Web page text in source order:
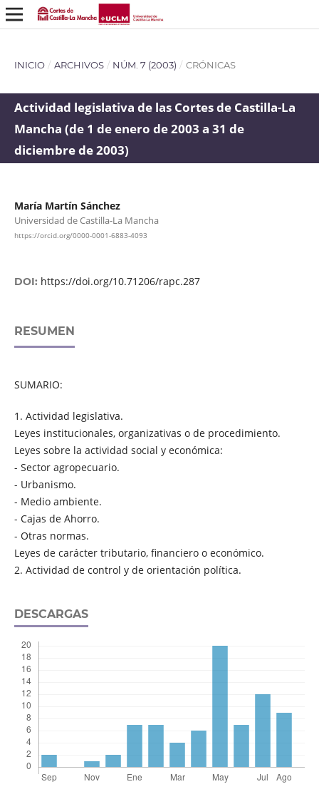
INICIO / ARCHIVOS / NÚM. 7 (2003) / CRÓNICAS
Actividad legislativa de las Cortes de Castilla-La
Mancha (de 1 de enero de 2003 a 31 de
diciembre de 2003)
María Martín Sánchez
Universidad de Castilla-La Mancha
https://orcid.org/0000-0001-6883-4093
DOI: https://doi.org/10.71206/rapc.287
RESUMEN
SUMARIO:
1. Actividad legislativa.
Leyes institucionales, organizativas o de procedimiento.
Leyes sobre la actividad social y económica:
- Sector agropecuario.
- Urbanismo.
- Medio ambiente.
- Cajas de Ahorro.
- Otras normas.
Leyes de carácter tributario, financiero o económico.
2. Actividad de control y de orientación política.
DESCARGAS